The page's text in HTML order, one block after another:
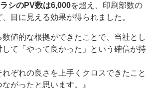
シのPV数は6,000を超え、印刷部数の
目に見える効果が得られました。
数値的な根拠ができたことで、当社とし
て「やって良かった」という確信が持
ぞれの良さを上手くクロスできたこと
がったと思います。』